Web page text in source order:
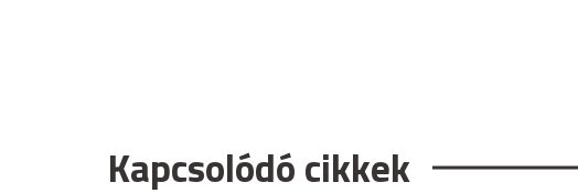
Kapcsolódó cikkek